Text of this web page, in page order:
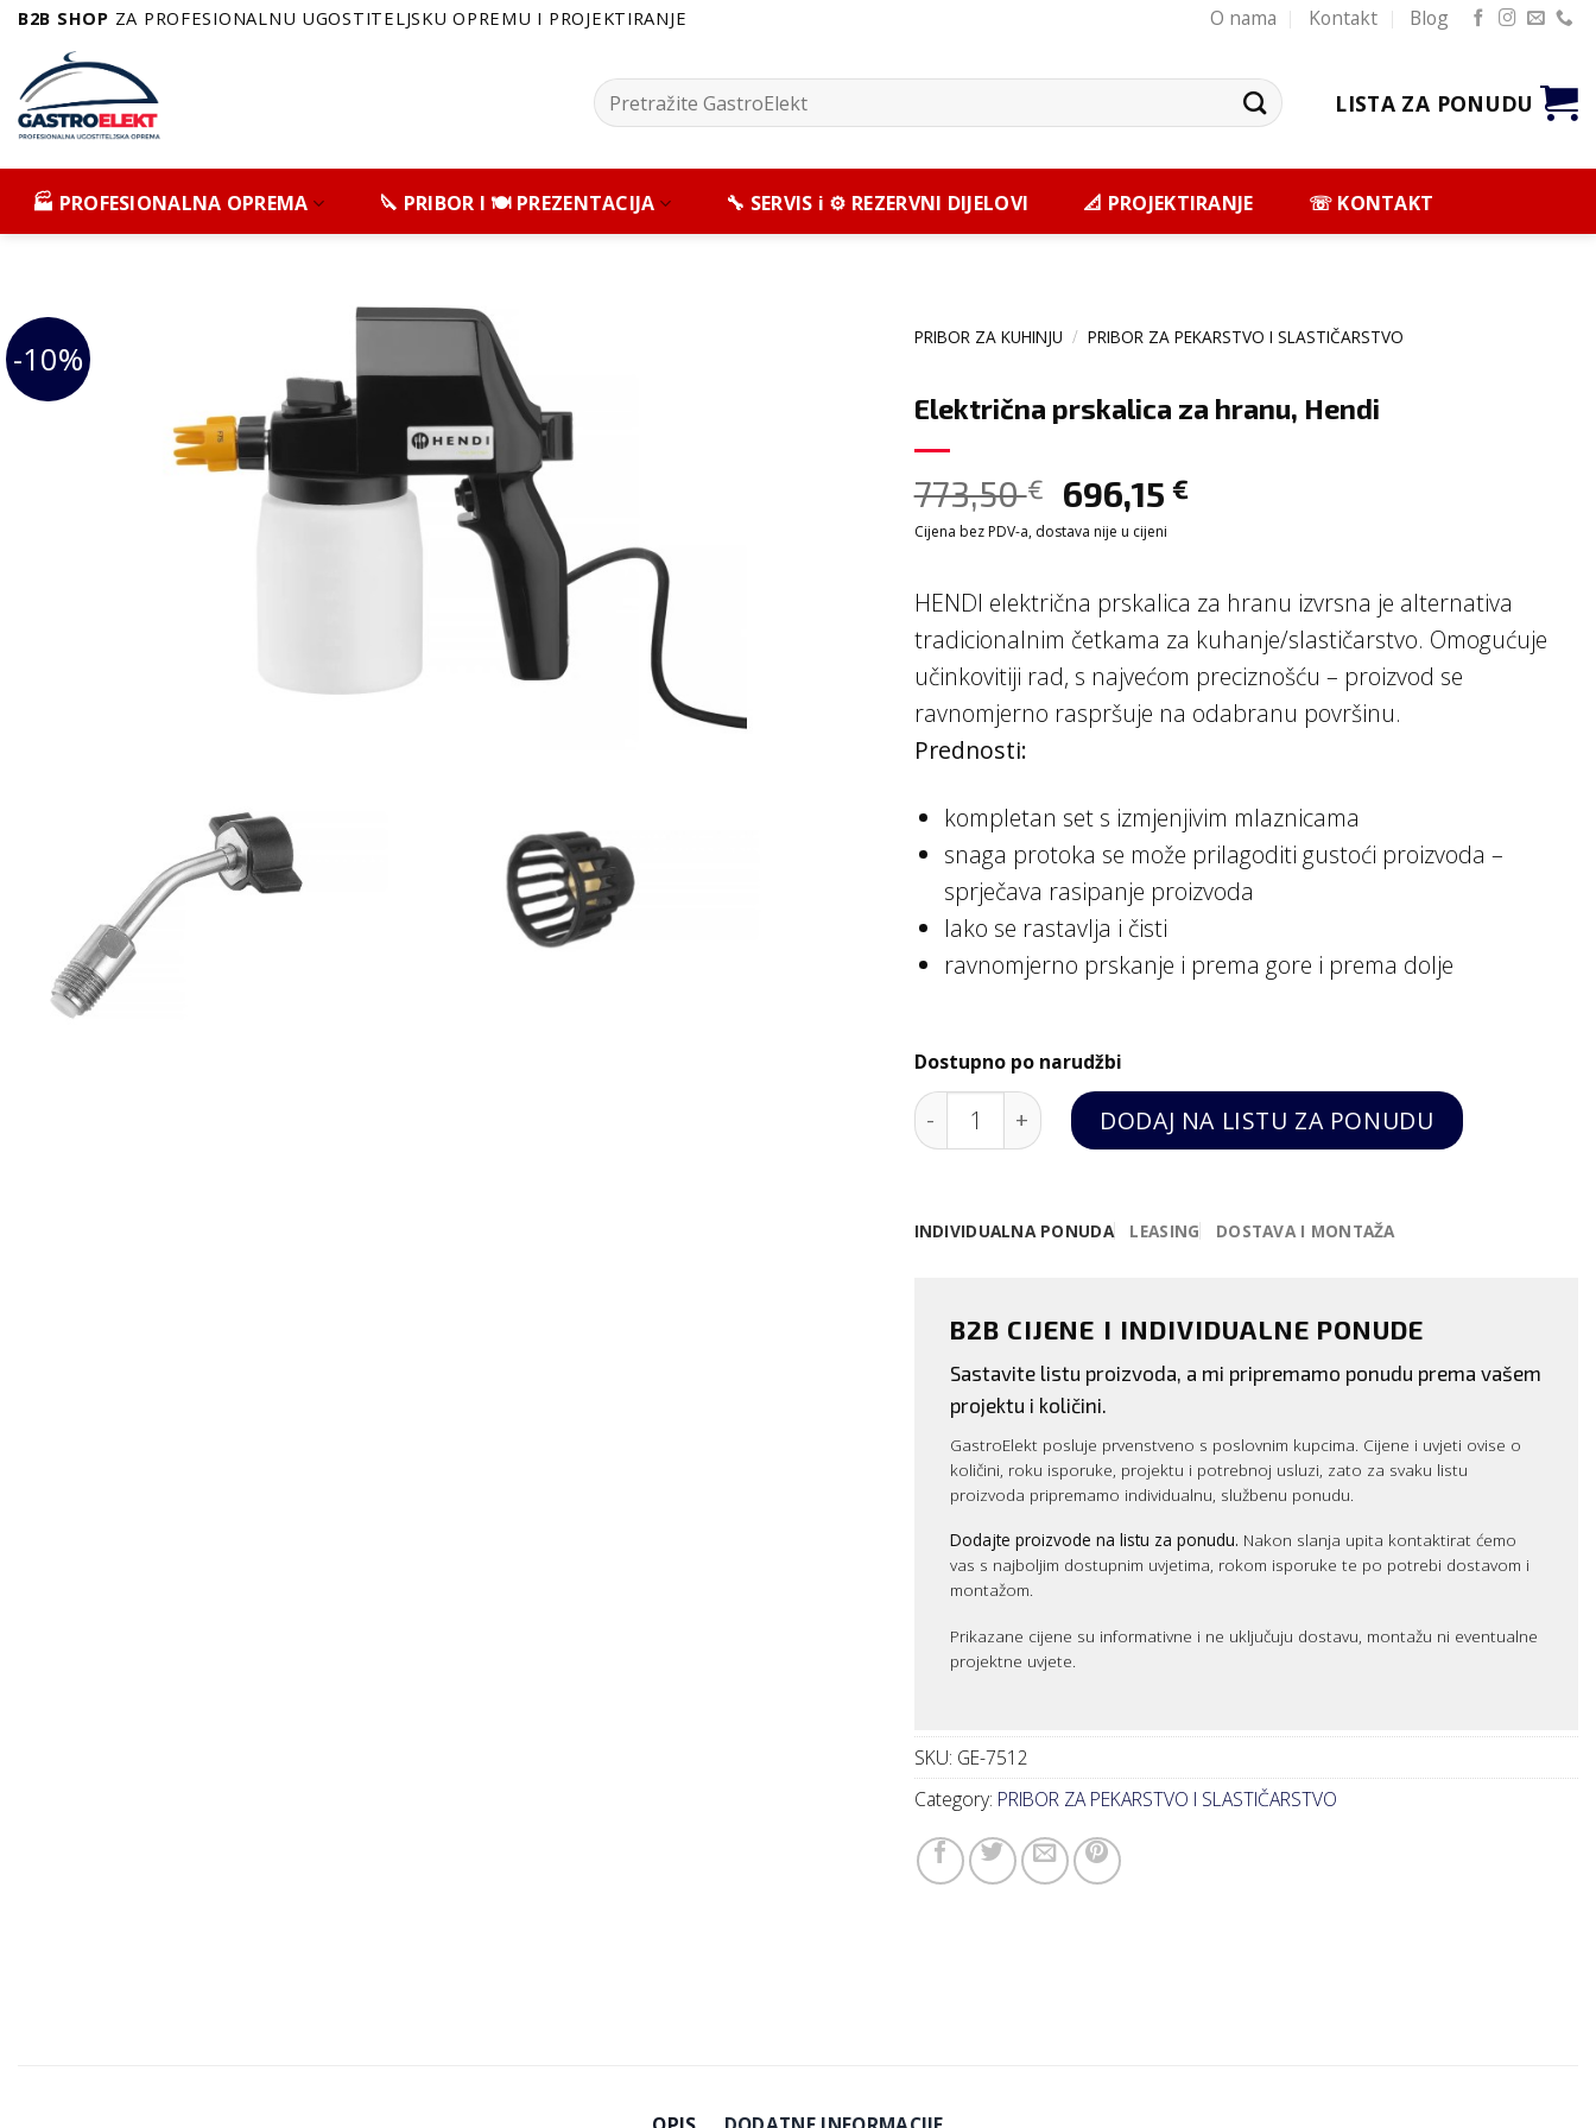
Skip
content
B2B SHOP ZA PROFESIONALNU UGOSTITELJSKU OPREMU I PROJEKTIRANJE O nama Kontakt Blog
Pretražite: LISTA ZA PONUDU
🏭 PROFESIONALNA OPREMA 🔪 PRIBOR I 🍽️ PREZENTACIJA 🔧 SERVIS i ⚙️ REZERVNI DIJELOVI 📐 PROJEKTIRANJE ☏ KONTAKT
-10%
PRIBOR ZA KUHINJU / PRIBOR ZA PEKARSTVO I SLASTIČARSTVO
Električna prskalica za hranu, Hendi
773,50€ 696,15€
Cijena bez PDV-a, dostava nije u cijeni
HENDI električna prskalica za hranu izvrsna je alternativa
tradicionalnim četkama za kuhanje/slastičarstvo. Omogućuje
učinkovitiji rad, s najvećom preciznošću – proizvod se
ravnomjerno raspršuje na odabranu površinu.
Prednosti:
kompletan set s izmjenjivim mlaznicama
snaga protoka se može prilagoditi gustoći proizvoda –
sprječava rasipanje proizvoda
lako se rastavlja i čisti
ravnomjerno prskanje i prema gore i prema dolje
Dostupno po narudžbi
Električna prskalica za hranu, Hendi quantity
DODAJ NA LISTU ZA PONUDU
INDIVIDUALNA PONUDA LEASING DOSTAVA I MONTAŽA
B2B CIJENE I INDIVIDUALNE PONUDE
Sastavite listu proizvoda, a mi pripremamo ponudu prema vašem
projektu i količini.
GastroElekt posluje prvenstveno s poslovnim kupcima. Cijene i uvjeti ovise o
količini, roku isporuke, projektu i potrebnoj usluzi, zato za svaku listu
proizvoda pripremamo individualnu, službenu ponudu.
Dodajte proizvode na listu za ponudu. Nakon slanja upita kontaktirat ćemo
vas s najboljim dostupnim uvjetima, rokom isporuke te po potrebi dostavom i
montažom.
Prikazane cijene su informativne i ne uključuju dostavu, montažu ni eventualne
projektne uvjete.
SKU: GE-7512
Category: PRIBOR ZA PEKARSTVO I SLASTIČARSTVO